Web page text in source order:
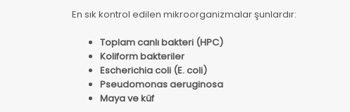
En sık kontrol edilen mikroorganizmalar şunlardır:
Toplam canlı bakteri (HPC)
Koliform bakteriler
Escherichia coli (E. coli)
Pseudomonas aeruginosa
Maya ve küf